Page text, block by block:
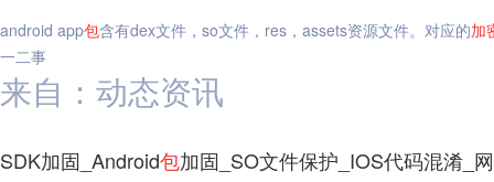
android app包含有dex文件，so文件，res，assets资源文件。对应的加
一二事
来自：动态资讯
SDK加固_Android包加固_SO文件保护_IOS代码混淆_